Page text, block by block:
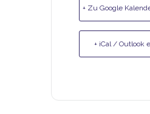
+ Zu Google
+ iCal / Outlook